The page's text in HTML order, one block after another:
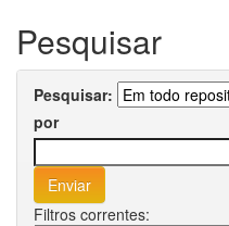
Pesquisar
Pesquisar:
por
Filtros correntes: